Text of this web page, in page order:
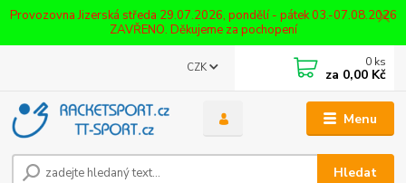
Provozovna Jizerská středa 29.07.2026, pondělí - pátek 03.-07.08.2026
ZAVŘENO. Děkujeme za pochopení
Menu
CZK
Hledat
0 ks
za 0,00 Kč